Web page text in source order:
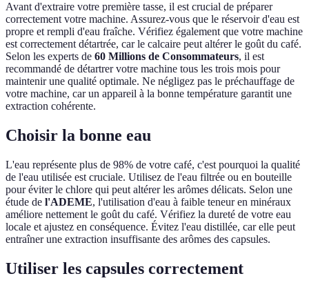
Avant d'extraire votre première tasse, il est crucial de préparer
correctement votre machine. Assurez-vous que le réservoir d'eau est
propre et rempli d'eau fraîche. Vérifiez également que votre machine
est correctement détartrée, car le calcaire peut altérer le goût du café.
Selon les experts de 60 Millions de Consommateurs, il est
recommandé de détartrer votre machine tous les trois mois pour
maintenir une qualité optimale. Ne négligez pas le préchauffage de
votre machine, car un appareil à la bonne température garantit une
extraction cohérente.
Choisir la bonne eau
L'eau représente plus de 98% de votre café, c'est pourquoi la qualité
de l'eau utilisée est cruciale. Utilisez de l'eau filtrée ou en bouteille
pour éviter le chlore qui peut altérer les arômes délicats. Selon une
étude de l'ADEME, l'utilisation d'eau à faible teneur en minéraux
améliore nettement le goût du café. Vérifiez la dureté de votre eau
locale et ajustez en conséquence. Évitez l'eau distillée, car elle peut
entraîner une extraction insuffisante des arômes des capsules.
Utiliser les capsules correctement